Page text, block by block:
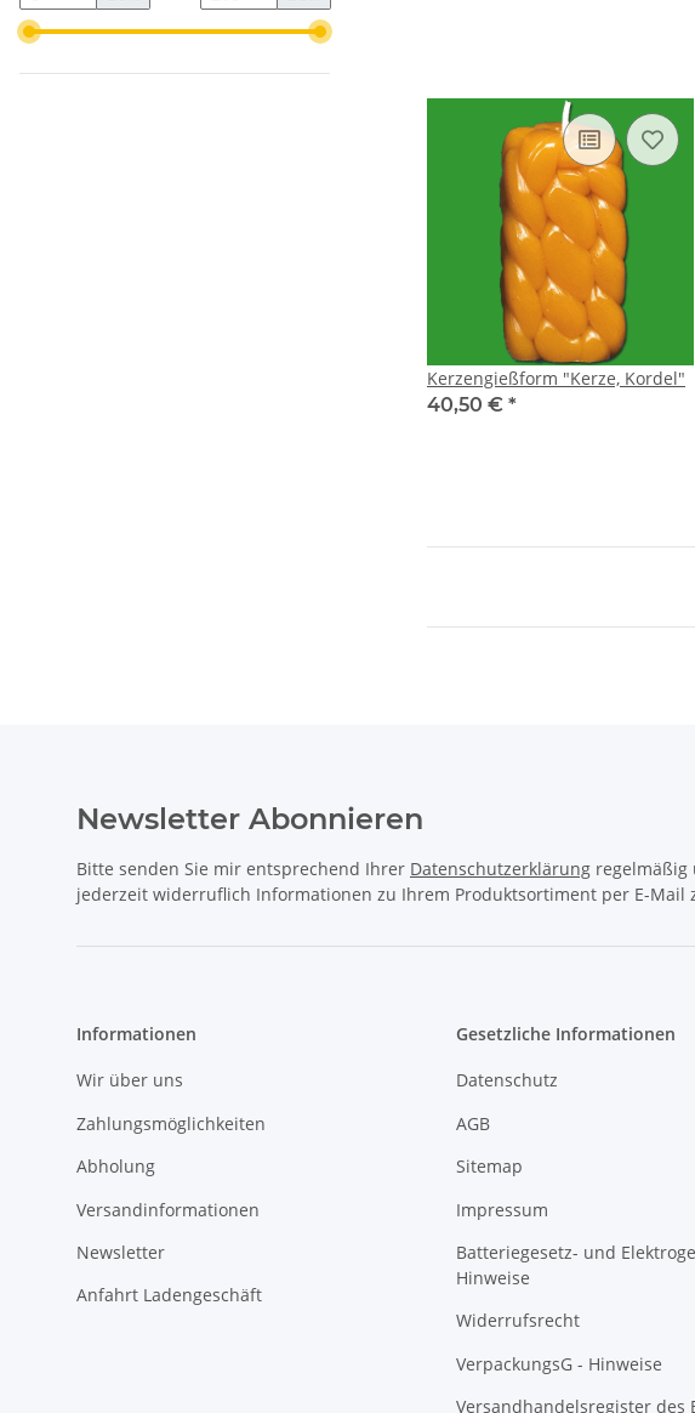
Kerzengießform "Kerze, Kordel"
40,50 € *
Newsletter Abonnieren
Bitte senden Sie mir entsprechend Ihrer Datenschutzerklärung regelmäßig
jederzeit widerruflich Informationen zu Ihrem Produktsortiment per E-Mail
Informationen
Wir über uns
Zahlungsmöglichkeiten
Abholung
Versandinformationen
Newsletter
Anfahrt Ladengeschäft
Gesetzliche Informationen
Datenschutz
AGB
Sitemap
Impressum
Batteriegesetz- und
Hinweise
Widerrufsrecht
VerpackungsG - Hinweise
Versandhandelsregister des